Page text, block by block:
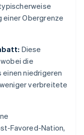
einer Obergrenze
Diese
die
einen niedrigeren
verbreitete
Favored-Nation,